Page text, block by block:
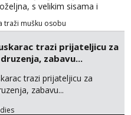
s velikim sisama i
Telegram: nebojezuto
smmaprivatni@gmail.com
traži mušku osobu
trazi prijateljicu za
zabavu...
trazi prijateljicu za
zabavu...